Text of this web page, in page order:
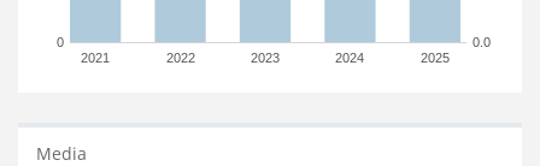
2021 2022 2023 2024 2025
0 0.0
Media